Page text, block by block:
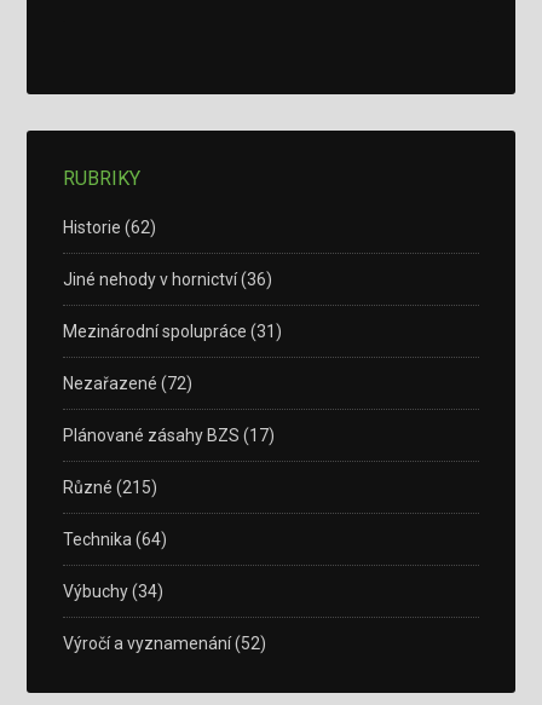
RUBRIKY
Historie (62)
Jiné nehody v hornictví(36)
Mezinárodní spolupráce (31)
Nezařazené (72)
Plánované zásahy BZS (17)
Různé (215)
Technika (64)
Výbuchy(34)
Výročí a vyznamenání(52)